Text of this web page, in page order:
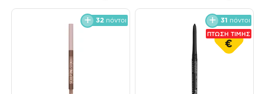
32 πόντοι 31 πόντοι
ΠΤΩΣΗ ΤΙΜΗΣ
€